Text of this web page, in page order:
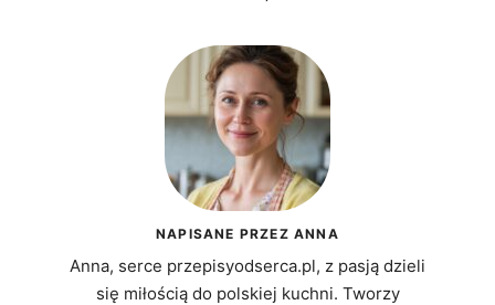
NAPISANE PRZEZ ANNA
Anna, serce przepisyodserca.pl, z pasją dzieli
się miłością do polskiej kuchni. Tworzy